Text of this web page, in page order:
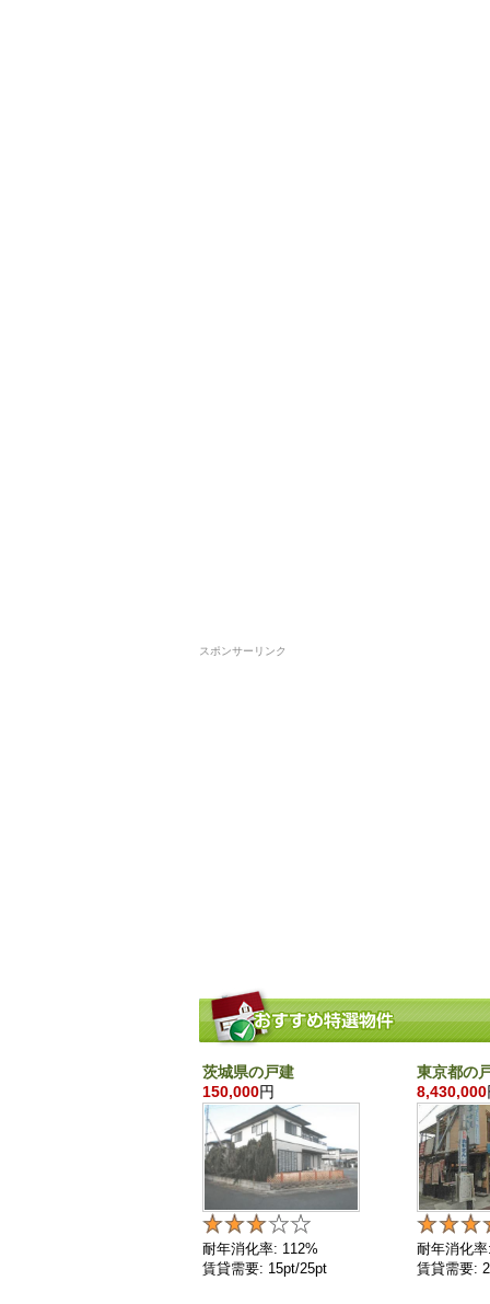
スポンサーリンク
茨城県の戸建
150,000円
耐年消化率: 112%
賃貸需要: 15pt/25pt
東京都の
8,430,000
耐年消化
賃貸需要: